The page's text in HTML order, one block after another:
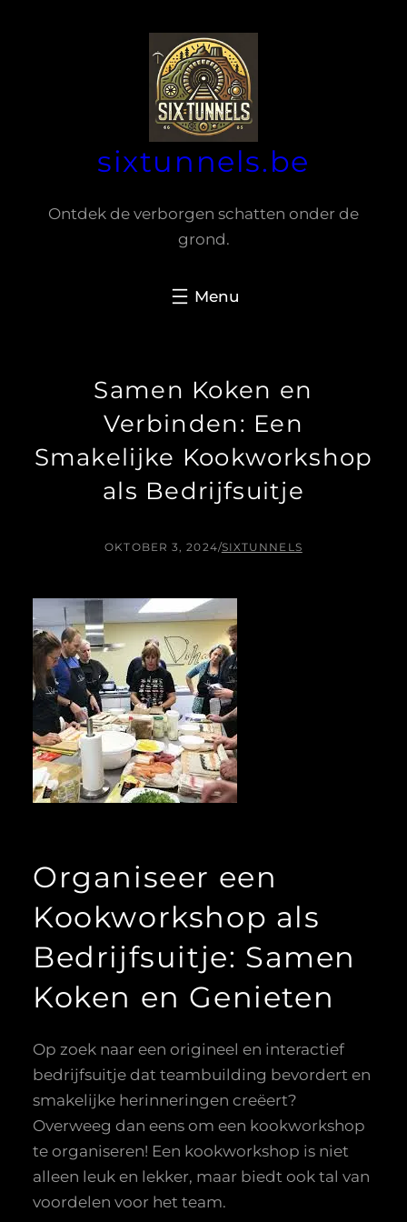
sixtunnels.be
Ontdek de verborgen schatten onder de
grond.
Samen Koken en
Verbinden: Een
Smakelijke Kookworkshop
als Bedrijfsuitje
OKTOBER 3, 2024/SIXTUNNELS
Organiseer een
Kookworkshop als
Bedrijfsuitje: Samen
Koken en Genieten
Op zoek naar een origineel en interactief
bedrijfsuitje dat teambuilding bevordert en
smakelijke herinneringen creëert?
Overweeg dan eens om een kookworkshop
te organiseren! Een kookworkshop is niet
alleen leuk en lekker, maar biedt ook tal van
voordelen voor het team.